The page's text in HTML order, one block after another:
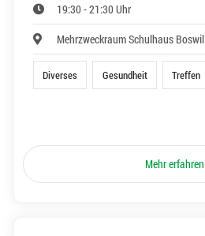
19:30 - 21:30 Uhr
Mehrzweckraum Schulhaus Boswil
Diverses Gesundheit Treffen
Mehr erfahren